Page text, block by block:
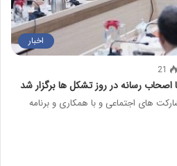
اخبار
21
رسانه در روز تشکل ها برگزار شد
های اجتماعی و با همکاری و برنامه